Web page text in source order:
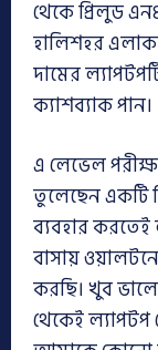
থেকে প্রিলুড
হালিশহর
দামের
ক্যাশব্যাক পান।
এ লেভেল
তুলেছেন একটি
ব্যবহার
বাসায়
করছি। খুব
থেকেই ল্যাপটপ